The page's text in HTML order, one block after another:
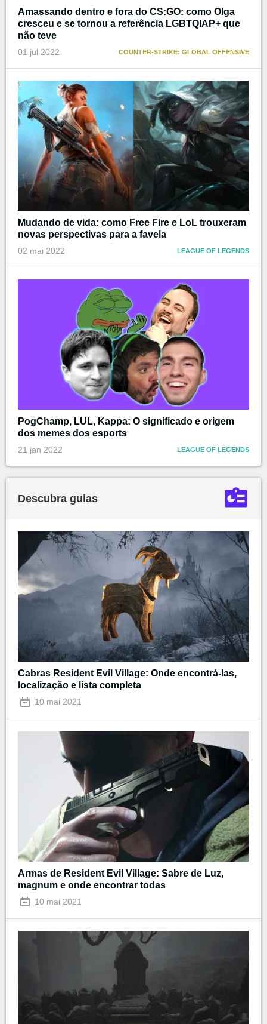
Amassando dentro e fora do CS:GO: como Olga
cresceu e se tornou a referência LGBTQIAP+ que
não teve
01 jul 2022 COUNTER-STRIKE: GLOBAL OFFENSIVE
Mudando de vida: como Free Fire e LoL trouxeram
novas perspectivas para a favela
02 mai 2022 LEAGUE OF LEGENDS
PogChamp, LUL, Kappa: O significado e origem
dos memes dos esports
21 jan 2022 LEAGUE OF LEGENDS
Descubra guias
Cabras Resident Evil Village: Onde encontrá-las,
localização e lista completa
10 mai 2021
Armas de Resident Evil Village: Sabre de Luz,
magnum e onde encontrar todas
10 mai 2021